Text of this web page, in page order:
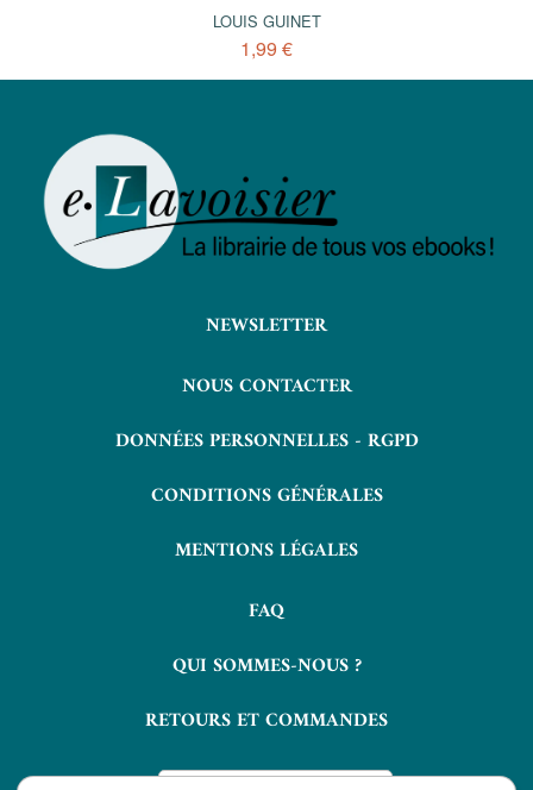
LOUIS GUINET
1,99 €
NEWSLETTER
NOUS CONTACTER
DONNÉES PERSONNELLES - RGPD
CONDITIONS GÉNÉRALES
MENTIONS LÉGALES
FAQ
QUI SOMMES-NOUS ?
RETOURS ET COMMANDES